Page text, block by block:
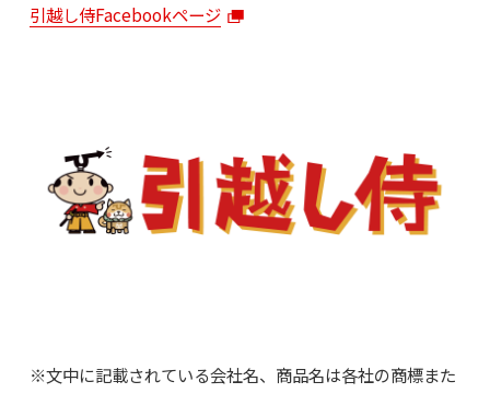
引越し侍Facebookページ
※文中に記載されている会社名、商品名は各社の商標また